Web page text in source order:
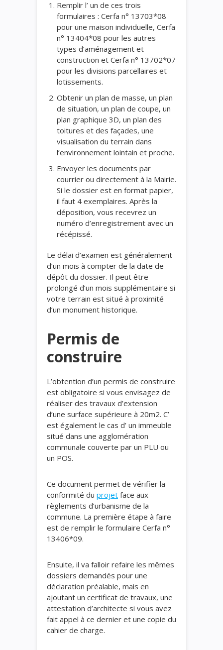
Remplir l’ un de ces trois
formulaires : Cerfa n° 13703*08
pour une maison individuelle, Cerfa
n° 13404*08 pour les autres
types d’aménagement et
construction et Cerfa n° 13702*07
pour les divisions parcellaires et
lotissements.
Obtenir un plan de masse, un plan
de situation, un plan de coupe, un
plan graphique 3D, un plan des
toitures et des façades, une
visualisation du terrain dans
l’environnement lointain et proche.
Envoyer les documents par
courrier ou directement à la Mairie.
Si le dossier est en format papier,
il faut 4 exemplaires. Après la
déposition, vous recevrez un
numéro d’enregistrement avec un
récépissé.
Le délai d’examen est généralement
d’un mois à compter de la date de
dépôt du dossier. Il peut être
prolongé d’un mois supplémentaire si
votre terrain est situé à proximité
d’un monument historique.
Permis de
construire
L’obtention d’un permis de construire
est obligatoire si vous envisagez de
réaliser des travaux d’extension
d’une surface supérieure à 20m2. C’
est également le cas d’ un immeuble
situé dans une agglomération
communale couverte par un PLU ou
un POS.
Ce document permet de vérifier la
conformité du projet face aux
règlements d’urbanisme de la
commune. La première étape à faire
est de remplir le formulaire Cerfa n°
13406*09.
Ensuite, il va falloir refaire les mêmes
dossiers demandés pour une
déclaration préalable, mais en
ajoutant un certificat de travaux, une
attestation d’architecte si vous avez
fait appel à ce dernier et une copie du
cahier de charge.